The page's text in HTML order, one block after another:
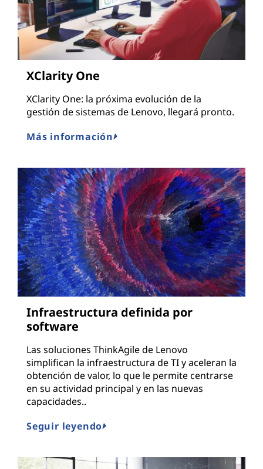
XClarity One
XClarity One: la próxima evolución de la
gestión de sistemas de Lenovo, llegará pronto.
Más información
Infraestructura definida por
software
Las soluciones ThinkAgile de Lenovo
simplifican la infraestructura de TI y aceleran la
obtención de valor, lo que le permite centrarse
en su actividad principal y en las nuevas
capacidades..
Seguir leyendo